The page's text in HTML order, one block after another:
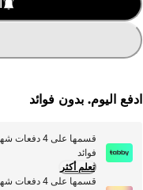
ادفع اليوم. بدون فوائد
قسمها على 4 دفعات شهرية بقيمة
فوائد
تعلم أكثر
قسمها على 4 دفعات شهرية بقيمة